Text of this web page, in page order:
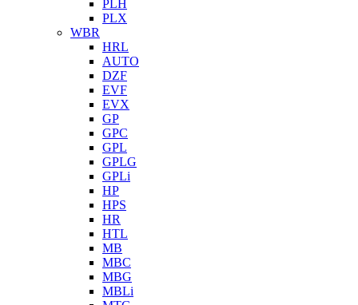
PLH
PLX
WBR
HRL
AUTO
DZF
EVF
EVX
GP
GPC
GPL
GPLG
GPLi
HP
HPS
HR
HTL
MB
MBC
MBG
MBLi